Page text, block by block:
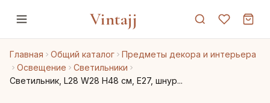
Vintajj
Главная Общий каталог
Предметы декора и интерьера
Освещение
Светильники
Светильник, L28 W28 H48 см, Е27, шнур...